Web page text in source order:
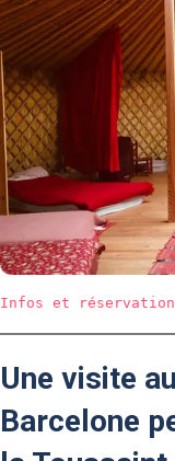
Infos et
Une visite
Barcelone